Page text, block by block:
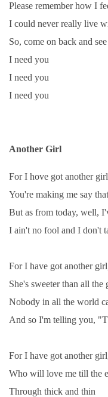
Please remember how I
I could never really live
So, come on back and
I need you
I need you
I need you
Another Girl
For I hove got another
You're making me say
But as from today, well,
I ain't no fool and I don't
For I have got another
She's sweeter than all
Nobody in all the world
And so I'm telling you,
For I have got another
Who will love me till the
Through thick and thin